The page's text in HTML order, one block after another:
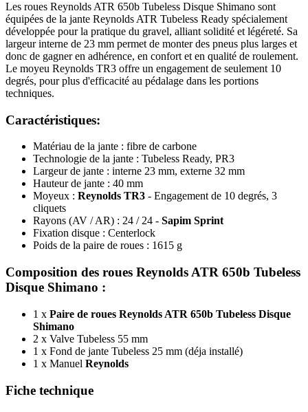
Les roues Reynolds ATR 650b Tubeless Disque Shimano sont
équipées de la jante Reynolds ATR Tubeless Ready spécialement
développée pour la pratique du gravel, alliant solidité et légéreté. Sa
largeur interne de 23 mm permet de monter des pneus plus larges et
donc de gagner en adhérence, en confort et en qualité de roulement.
Le moyeu Reynolds TR3 offre un engagement de seulement 10
degrés, pour plus d'efficacité au pédalage dans les portions
techniques.
Caractéristiques:
Matériau de la jante : fibre de carbone
Technologie de la jante : Tubeless Ready, PR3
Largeur de jante : interne 23 mm, externe 32 mm
Hauteur de jante : 40 mm
Moyeux : Reynolds TR3 - Engagement de 10 degrés, 3
cliquets
Rayons (AV / AR) : 24 / 24 - Sapim Sprint
Fixation disque : Centerlock
Poids de la paire de roues : 1615 g
Composition des roues Reynolds ATR 650b Tubeless
Disque Shimano :
1 x Paire de roues Reynolds ATR 650b Tubeless Disque
Shimano
2 x Valve Tubeless 55 mm
1 x Fond de jante Tubeless 25 mm (déja installé)
1 x Manuel Reynolds
Fiche technique